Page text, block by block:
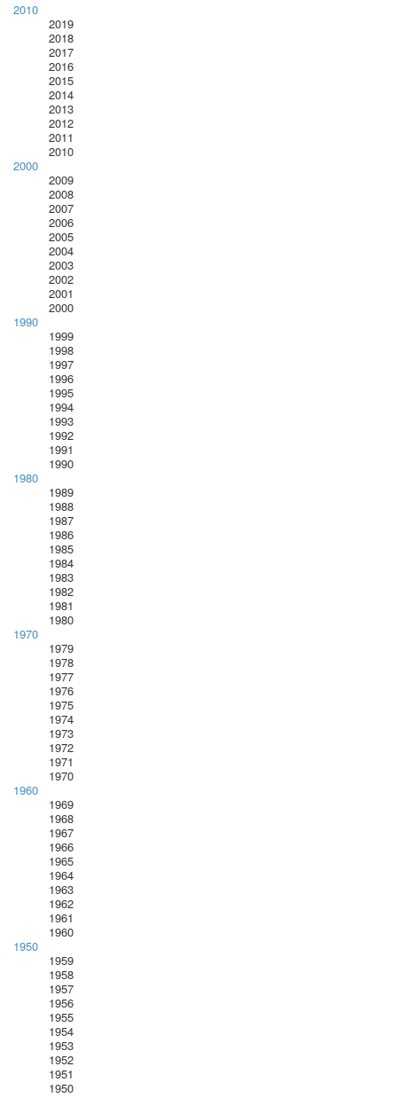
2010
2019
2018
2017
2016
2015
2014
2013
2012
2011
2010
2000
2009
2008
2007
2006
2005
2004
2003
2002
2001
2000
1990
1999
1998
1997
1996
1995
1994
1993
1992
1991
1990
1980
1989
1988
1987
1986
1985
1984
1983
1982
1981
1980
1970
1979
1978
1977
1976
1975
1974
1973
1972
1971
1970
1960
1969
1968
1967
1966
1965
1964
1963
1962
1961
1960
1950
1959
1958
1957
1956
1955
1954
1953
1952
1951
1950